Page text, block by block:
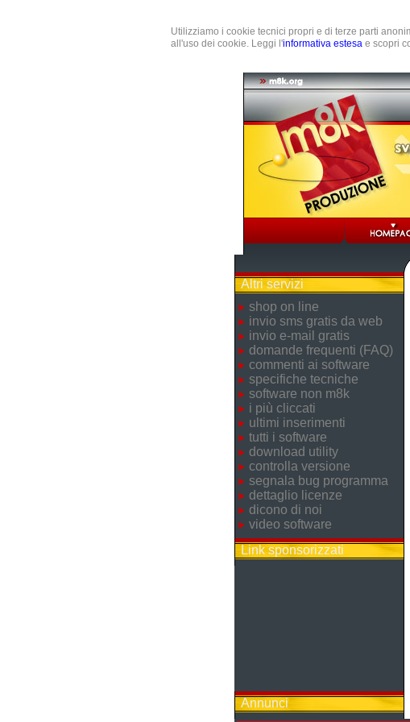
Utilizziamo i cookie tecnici propri e di terze parti
all'uso dei cookie. Leggi l'informativa estesa e scopri
Altri servizi
shop on line
invio sms gratis da web
invio e-mail gratis
domande frequenti (FAQ)
commenti ai software
specifiche tecniche
software non m8k
i più cliccati
ultimi inserimenti
tutti i software
download utility
controlla versione
segnala bug programma
dettaglio licenze
dicono di noi
video software
Link sponsorizzati
Annunci